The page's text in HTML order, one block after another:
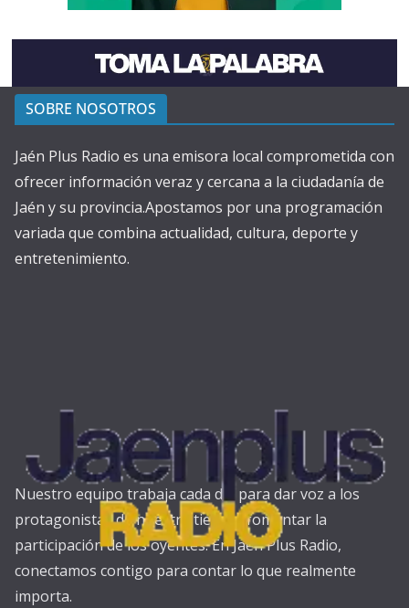
SOBRE NOSOTROS
Jaén Plus Radio es una emisora local comprometida con
ofrecer información veraz y cercana a la ciudadanía de
Jaén y su provincia.Apostamos por una programación
variada que combina actualidad, cultura, deporte y
entretenimiento.
Nuestro equipo trabaja cada día para dar voz a los
protagonistas de nuestra tierra y fomentar la
participación de los oyentes. En Jaén Plus Radio,
conectamos contigo para contar lo que realmente
importa.